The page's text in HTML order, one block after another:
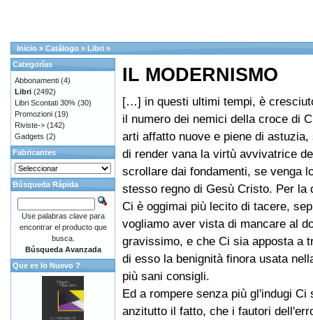
Inicio » Catálogo » Libri »
IL MODERNISMO
[…] in questi ultimi tempi, è
il numero dei nemici della croce di
arti affatto nuove e piene di
di render vana la virtù avvivatrice
scrollare dai fondamenti, se venga
stesso regno di Gesù Cristo. Per la
Ci è oggimai più lecito di tacere,
vogliamo aver vista di mancare al
gravissimo, e che Ci sia apposta a
di esso la benignità finora usata
più sani consigli.
Ed a rompere senza più gl'indugi Ci
anzitutto il fatto, che i fautori
Categorías
Abbonamenti (4)
Libri (2492)
Libri Scontati 30% (30)
Promozioni (19)
Riviste-> (142)
Gadgets (2)
Fabricantes
Búsqueda Rápida
Use palabras clave para
encontrar el producto que
busca.
Búsqueda Avanzada
Que es lo Nuevo ?